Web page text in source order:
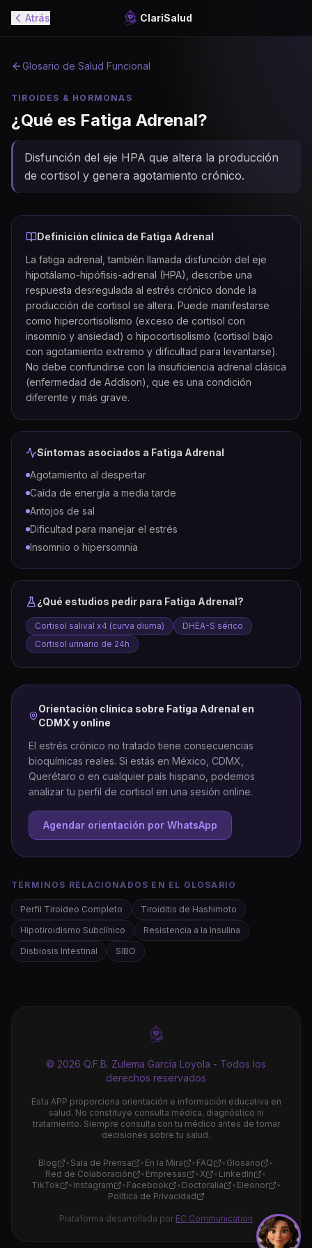
Atrás ClariSalud
Glosario de Salud Funcional
TIROIDES & HORMONAS
¿Qué es Fatiga Adrenal?
Disfunción del eje HPA que altera la producción
de cortisol y genera agotamiento crónico.
Definición clínica de Fatiga Adrenal
La fatiga adrenal, también llamada disfunción del eje
hipotálamo-hipófisis-adrenal (HPA), describe una
respuesta desregulada al estrés crónico donde la
producción de cortisol se altera. Puede manifestarse
como hipercortisolismo (exceso de cortisol con
insomnio y ansiedad) o hipocortisolismo (cortisol bajo
con agotamiento extremo y dificultad para levantarse).
No debe confundirse con la insuficiencia adrenal clásica
(enfermedad de Addison), que es una condición
diferente y más grave.
Síntomas asociados a Fatiga Adrenal
Agotamiento al despertar
Caída de energía a media tarde
Antojos de sal
Dificultad para manejar el estrés
Insomnio o hipersomnia
¿Qué estudios pedir para Fatiga Adrenal?
Cortisol salival x4 (curva diurna)
DHEA-S sérico
Cortisol urinario de 24h
Orientación clínica sobre Fatiga Adrenal en
CDMX y online
El estrés crónico no tratado tiene consecuencias
bioquímicas reales. Si estás en México, CDMX,
Querétaro o en cualquier país hispano, podemos
analizar tu perfil de cortisol en una sesión online.
Agendar orientación por WhatsApp
TÉRMINOS RELACIONADOS EN EL GLOSARIO
Perfil Tiroideo Completo
Tiroiditis de Hashimoto
Hipotiroidismo Subclínico
Resistencia a la Insulina
Disbiosis Intestinal
SIBO
© 2026 Q.F.B. Zulema García Loyola - Todos los
derechos reservados
Esta APP proporciona orientación e información educativa en
salud. No constituye consulta médica, diagnóstico ni
tratamiento. Siempre consulta con tu médico antes de tomar
decisiones sobre tu salud.
Blog • Sala de Prensa • En la Mira • FAQ • Glosario
•
Red de Colaboración
• Empresas •X • LinkedIn
•
TikTok
• Instagram • Facebook • Doctoralia • Eleonor
•
Política de Privacidad
Plataforma desarrollada por EC Communication